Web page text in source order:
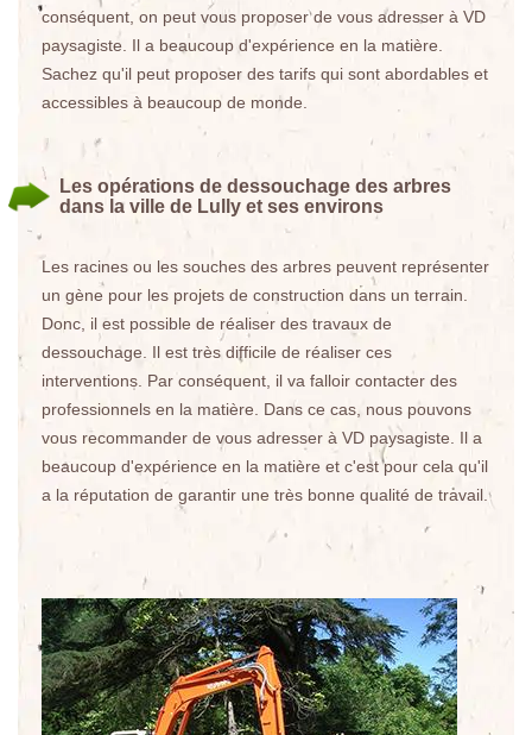
conséquent, on peut vous proposer de vous adresser à VD
paysagiste. Il a beaucoup d'expérience en la matière.
Sachez qu'il peut proposer des tarifs qui sont abordables et
accessibles à beaucoup de monde.
Les opérations de dessouchage des arbres
dans la ville de Lully et ses environs
Les racines ou les souches des arbres peuvent représenter
un gène pour les projets de construction dans un terrain.
Donc, il est possible de réaliser des travaux de
dessouchage. Il est très difficile de réaliser ces
interventions. Par conséquent, il va falloir contacter des
professionnels en la matière. Dans ce cas, nous pouvons
vous recommander de vous adresser à VD paysagiste. Il a
beaucoup d'expérience en la matière et c'est pour cela qu'il
a la réputation de garantir une très bonne qualité de travail.